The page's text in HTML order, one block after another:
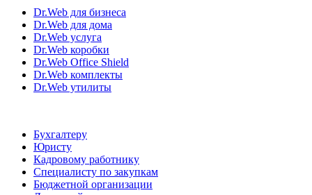
Dr.Web для бизнеса
Dr.Web для дома
Dr.Web услуга
Dr.Web коробки
Dr.Web Office Shield
Dr.Web комплекты
Dr.Web утилиты
Бухгалтеру
Юристу
Кадровому работнику
Специалисту по закупкам
Бюджетной организации